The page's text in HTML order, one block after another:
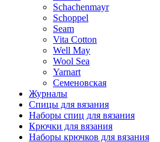
Schachenmayr
Schoppel
Seam
Vita Cotton
Well May
Wool Sea
Yarnart
Семеновская
Журналы
Спицы для вязания
Наборы спиц для вязания
Крючки для вязания
Наборы крючков для вязания